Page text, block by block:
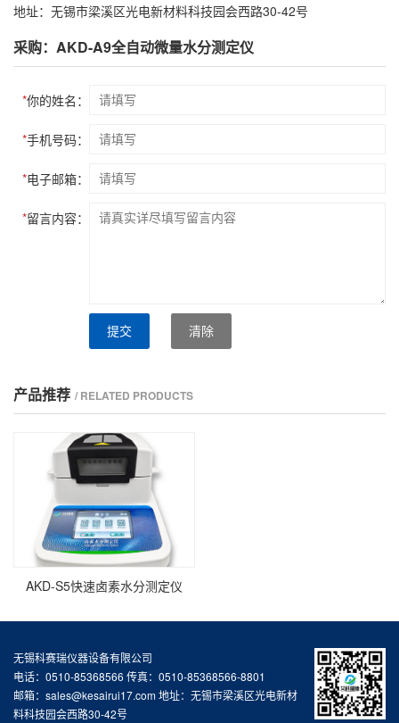
地址：无锡市梁溪区光电新材料科技园会西路30-42号
采购：AKD-A9全自动微量水分测定仪
*你的姓名：
*手机号码：
*电子邮箱：
*留言内容：
提交 清除
产品推荐 / RELATED PRODUCTS
AKD-S5快速卤素水分测定仪
无锡科赛瑞仪器设备有限公司
电话：0510-85368566 传真：0510-85368566-8801
邮箱：sales@kesairui17.com 地址：无锡市梁溪区光电新材
料科技园会西路30-42号